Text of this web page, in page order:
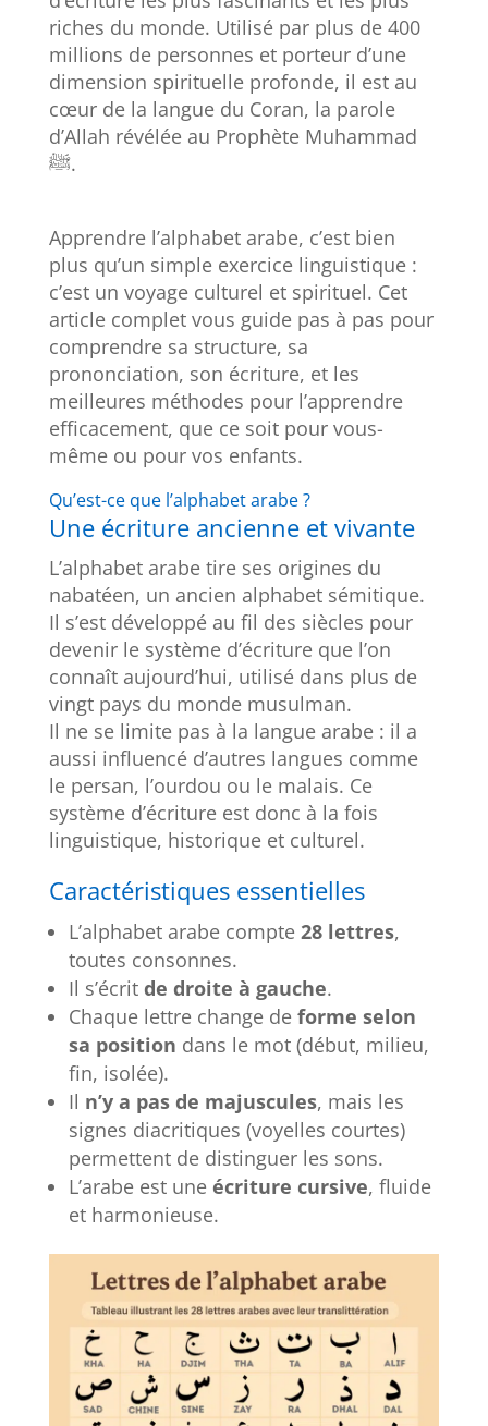
riches du monde. Utilisé par plus de 400
millions de personnes et porteur d’une
dimension spirituelle profonde, il est au
cœur de la langue du Coran, la parole
d’Allah révélée au Prophète Muhammad
ﷺ.
Apprendre l’alphabet arabe, c’est bien
plus qu’un simple exercice linguistique :
c’est un voyage culturel et spirituel. Cet
article complet vous guide pas à pas pour
comprendre sa structure, sa
prononciation, son écriture, et les
meilleures méthodes pour l’apprendre
efficacement, que ce soit pour vous-
même ou pour vos enfants.
Qu’est-ce que l’alphabet arabe ?
Une écriture ancienne et vivante
L’alphabet arabe tire ses origines du
nabatéen, un ancien alphabet sémitique.
Il s’est développé au fil des siècles pour
devenir le système d’écriture que l’on
connaît aujourd’hui, utilisé dans plus de
vingt pays du monde musulman.
Il ne se limite pas à la langue arabe : il a
aussi influencé d’autres langues comme
le persan, l’ourdou ou le malais. Ce
système d’écriture est donc à la fois
linguistique, historique et culturel.
Caractéristiques essentielles
L’alphabet arabe compte 28 lettres,
toutes consonnes.
Il s’écrit de droite à gauche.
Chaque lettre change de forme selon
sa position dans le mot (début, milieu,
fin, isolée).
Il n’y a pas de majuscules, mais les
signes diacritiques (voyelles courtes)
permettent de distinguer les sons.
L’arabe est une écriture cursive, fluide
et harmonieuse.